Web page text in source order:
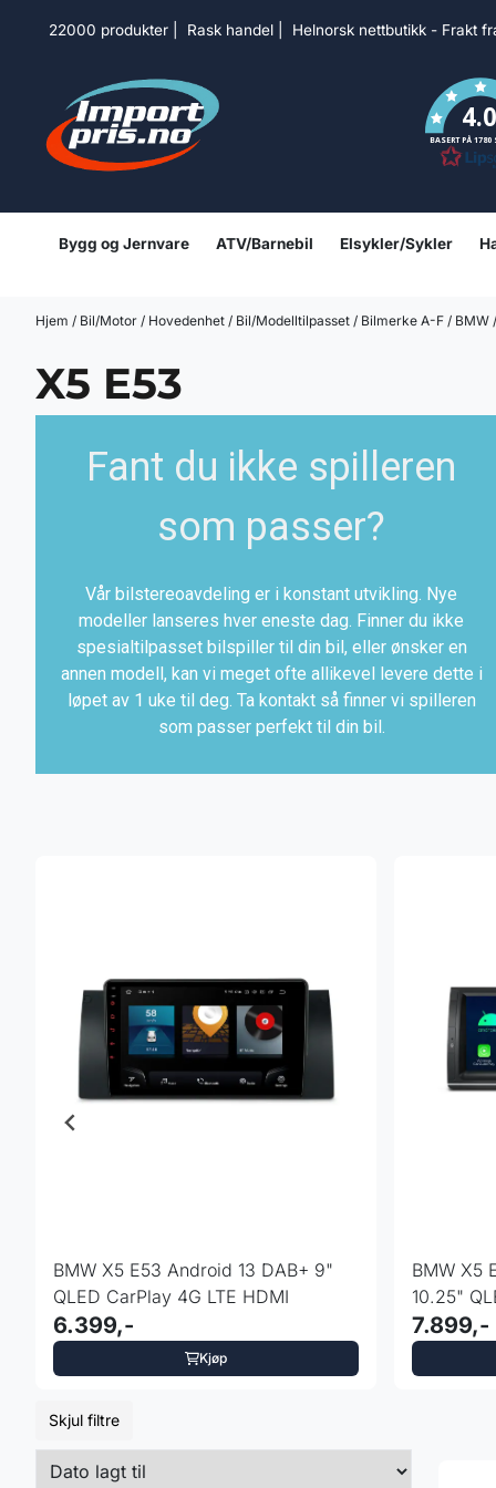
Hopp til innhold
22000 produkter | Rask handel | Helnorsk nettbutikk - Frakt
4.0
BASERT PÅ 1780
Bygg og Jernvare ATV/Barnebil Elsykler/Sykler
Hjem / Bil/Motor / Hovedenhet / Bil/Modelltilpasset / Bilmerke A-F / BMW /
X5 E53
Fant du ikke spilleren
som passer?
Vår bilstereoavdeling er i konstant utvikling. Nye
modeller lanseres hver eneste dag. Finner du ikke
spesialtilpasset bilspiller til din bil, eller ønsker en
annen modell, kan vi meget ofte allikevel levere dette i
løpet av 1 uke til deg. Ta kontakt så finner vi spilleren
som passer perfekt til din bil.
BMW X5 E53 Android 13 DAB+ 9"
QLED CarPlay 4G LTE HDMI
6.399,-
Kjøp
BMW X5
10.25"
7.899,-
Skjul filtre